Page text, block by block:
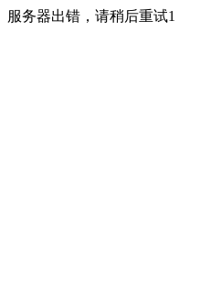
服务器出错，请稍后重试1